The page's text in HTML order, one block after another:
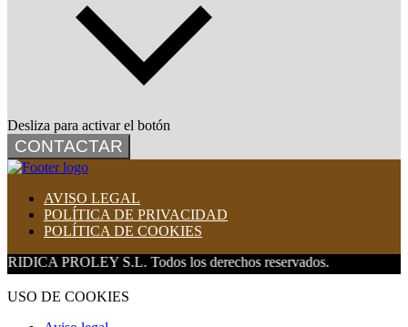
Desliza para activar el botón
CONTACTAR
AVISO LEGAL
POLÍTICA DE PRIVACIDAD
POLÍTICA DE COOKIES
S.L. Todos los derechos reservados.
USO DE COOKIES